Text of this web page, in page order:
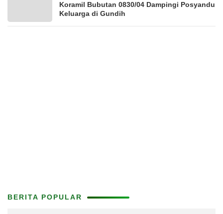
Koramil Bubutan 0830/04 Dampingi Posyandu
Keluarga di Gundih
BERITA POPULAR